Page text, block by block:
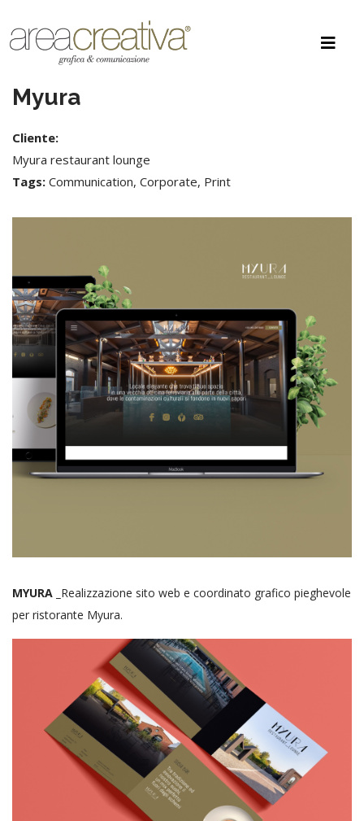
Myura
Cliente:
Myura restaurant lounge
Tags: Communication, Corporate, Print
MYURA _ Realizzazione sito web e coordinato grafico pieghevole
per ristorante Myura.